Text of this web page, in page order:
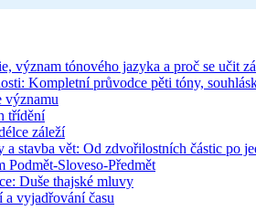
význam tónového jazyka a proč se učit
Kompletní průvodce pěti tóny,
významu
třídění
záleží
a stavba vět: Od zdvořilostních částic po
Podmět-Sloveso-Předmět
Duše thajské mluvy
a vyjadřování času